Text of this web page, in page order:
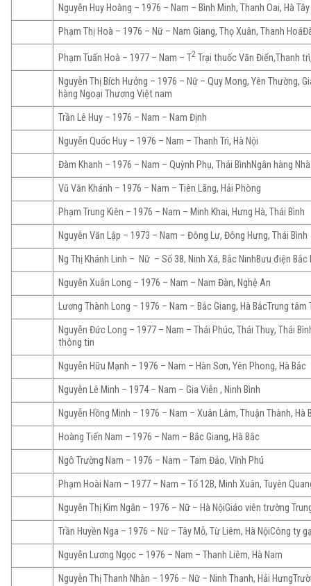
Nguyễn Huy Hoàng – 1976 – Nam – Bình Minh, Thanh Oai, Hà Tây
Phạm Thị Hoà – 1976 – Nữ – Nam Giang, Thọ Xuân, Thanh
Phạm Tuấn Hoà – 1977 – Nam – T2Trại thuốc Văn Điển,Thanh
Nguyễn Thị Bích Hưởng – 1976 – Nữ – Quy Mong, Yên Thường,
hàng Ngoại Thương Việt nam
Trần Lê Huy – 1976 – Nam – Nam Định
Nguyễn Quốc Huy – 1976 – Nam – Thanh Trì, Hà Nội
Đàm Khanh – 1976 – Nam – Quỳnh Phụ, Thái BìnhNgân hàng
Vũ Văn Khánh – 1976 – Nam – Tiên Lãng, Hải Phòng
Phạm Trung Kiên – 1976 – Nam – Minh Khai, Hưng Hà, Thái Bình
Nguyễn Văn Lập – 1973 – Nam – Đông Lư, Đông Hưng, Thái Bình
Ng Thị Khánh Linh – Nữ – Số 38, Ninh Xá, Bắc NinhBưu điện Bắc
Nguyễn Xuân Long – 1976 – Nam – Nam Đàn, Nghệ An
Lương Thành Long – 1976 – Nam – Bắc Giang, Hà BắcTrung tâm
Nguyễn Đức Long – 1977 – Nam – Thái Phúc, Thái Thuỵ, Thái
thông tin
Nguyễn Hữu Mạnh – 1976 – Nam – Hàn Sơn, Yên Phong, Hà Bắc
Nguyễn Lê Minh – 1974 – Nam – Gia Viễn , Ninh Bình
Nguyễn Hồng Minh – 1976 – Nam – Xuân Lâm, Thuận Thành, Hà
Hoàng Tiến Nam – 1976 – Nam – Bắc Giang, Hà Bắc
Ngô Trường Nam – 1976 – Nam – Tam Đảo, Vĩnh Phú
Phạm Hoài Nam – 1977 – Nam – Tổ 12B, Minh Xuân, Tuyên
Nguyễn Thị Kim Ngân – 1976 – Nữ – Hà NộiGiáo viên trường
Trần Huyền Nga – 1976 – Nữ – Tây Mỗ, Từ Liêm, Hà NộiCông ty
Nguyễn Lương Ngọc – 1976 – Nam – Thanh Liêm, Hà Nam
Nguyễn Thị Thanh Nhàn – 1976 – Nữ – Ninh Thanh, Hải